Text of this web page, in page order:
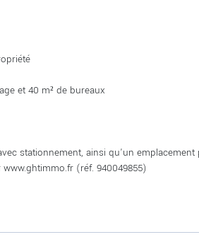
et 40 m² de bureaux
stationnement, ainsi qu'un
(réf. 940049855)